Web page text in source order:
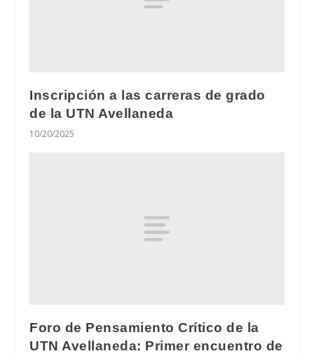
Inscripción a las carreras de grado
de la UTN Avellaneda
10/20/2025
Foro de Pensamiento Crítico de la
UTN Avellaneda: Primer encuentro de